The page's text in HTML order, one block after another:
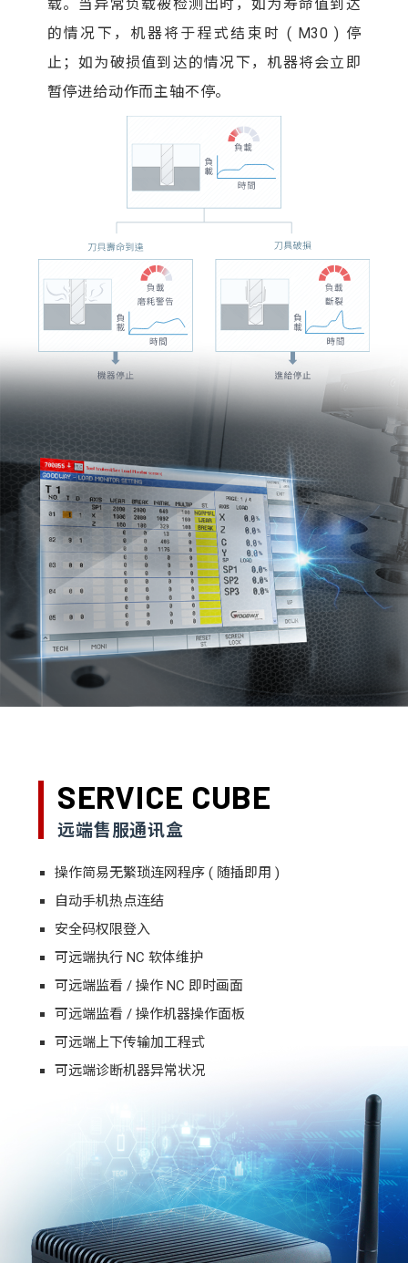
载。当异常负载被检测出时，如为寿命值到达
的情况下，机器将于程式结束时 ( M30 ) 停
止；如为破损值到达的情况下，机器将会立即
暂停进给动作而主轴不停。
SERVICE CUBE
远端售服通讯盒
操作简易无繁琐连网程序 ( 随插即用 )
自动手机热点连结
安全码权限登入
可远端执行 NC 软体维护
可远端监看 / 操作 NC 即时画面
可远端监看 / 操作机器操作面板
可远端上下传输加工程式
可远端诊断机器异常状况